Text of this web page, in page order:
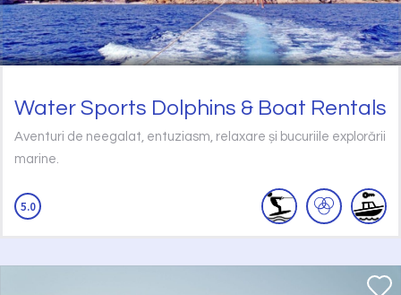
Water Sports Dolphins & Boat Rentals
Aventuri de neegalat, entuziasm, relaxare și bucuriile explorării
marine.
5.0